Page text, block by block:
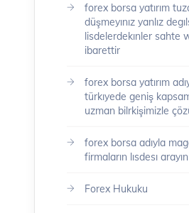
forex borsa yatırım
düşmeyınız yanlız
lisdelerdekınler sahte
ibarettir
forex borsa yatırım
türkıyede geniş
uzman bilrkişimizle
forex borsa adıyla
firmaların lısdesı
Forex Hukuku